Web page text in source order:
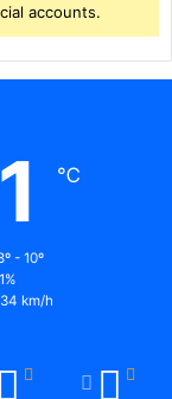
accounts.
℃
- 10º
km/h